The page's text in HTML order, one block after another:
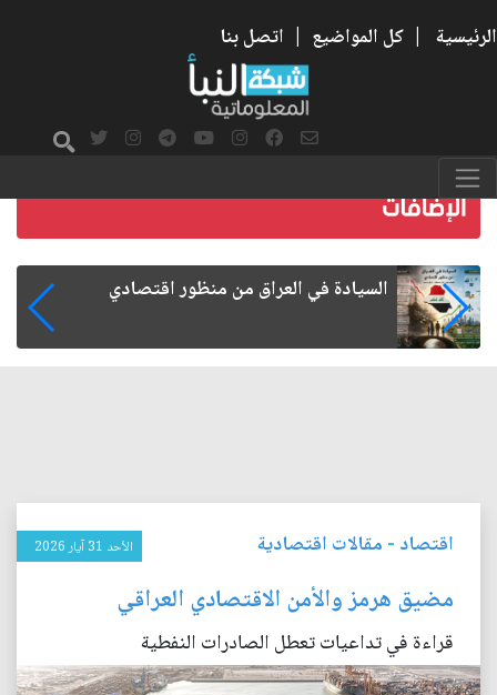
الرئيسية | كل المواضيع | اتصل بنا
ما بعد الأربعين.. كيف اتسعت الزيارة من هويتها
اقتصاد - مقالات اقتصادية الأحد 31 آيار 2026
مضيق هرمز والأمن الاقتصادي العراقي
قراءة في تداعيات تعطل الصادرات النفطية